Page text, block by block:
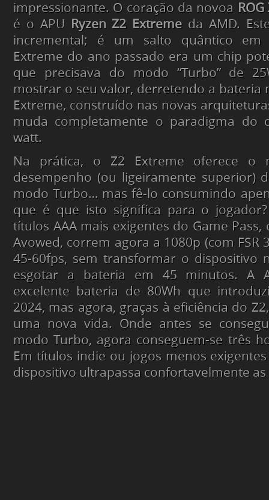
impressionante. O coração da novoa
é o APU
Ryzen Z2 Extreme da AMD.
incremental; é um salto quântico em
Extreme do ano passado era um chip
que precisava do modo “Turbo” de
mostrar o seu valor, derretendo a bateria
Extreme, construído nas novas
muda completamente o paradigma do
watt.
Na prática, o Z2 Extreme oferece o
desempenho (ou ligeiramente superior)
modo Turbo… mas fê-lo consumindo
que é que isto significa para o
títulos AAA mais exigentes do Game
Avowed, correm agora a 1080p (com FSR
45-60fps, sem transformar o dispositivo
esgotar a bateria em 45 minutos. A
excelente bateria de 80Wh que
2024, mas agora, graças à eficiência do
uma nova vida. Onde antes se
modo Turbo, agora conseguem-se três
Em títulos indieou jogos menos exigentes
dispositivo ultrapassa confortavelmente